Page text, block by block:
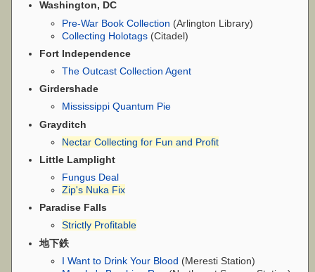
Washington, DC
Pre-War Book Collection (Arlington Library)
Collecting Holotags (Citadel)
Fort Independence
The Outcast Collection Agent
Girdershade
Mississippi Quantum Pie
Grayditch
Nectar Collecting for Fun and Profit
Little Lamplight
Fungus Deal
Zip's Nuka Fix
Paradise Falls
Strictly Profitable
地下鉄
I Want to Drink Your Blood (Meresti Station)